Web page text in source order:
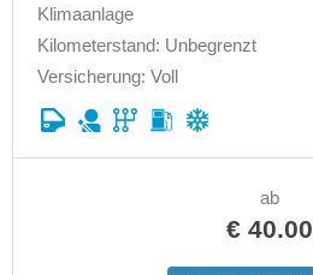
Klimaanlage
Kilometerstand: Unbegrenzt
Versicherung: Voll
ab
€ 40.00